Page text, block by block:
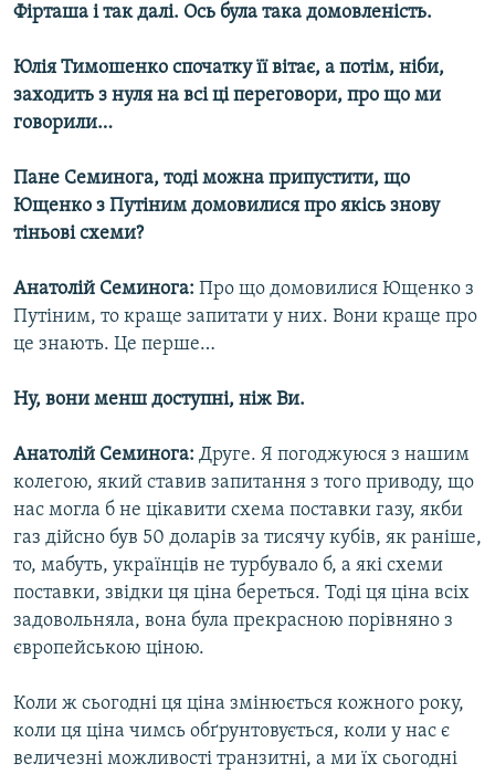
Фірташа і так далі. Ось була така домовленість.
Юлія Тимошенко спочатку її вітає, а потім, ніби,
заходить з нуля на всі ці переговори, про що ми
говорили…
Пане Семинога, тоді можна припустити, що
Ющенко з Путіним домовилися про якісь знову
тіньові схеми?
Анатолій Семинога: Про що домовилися Ющенко з
Путіним, то краще запитати у них. Вони краще про
це знають. Це перше…
Ну, вони менш доступні, ніж Ви.
Анатолій Семинога: Друге. Я погоджуюся з нашим
колегою, який ставив запитання з того приводу, що
нас могла б не цікавити схема поставки газу, якби
газ дійсно був 50 доларів за тисячу кубів, як раніше,
то, мабуть, українців не турбувало б, а які схеми
поставки, звідки ця ціна береться. Тоді ця ціна всіх
задовольняла, вона була прекрасною порівняно з
європейською ціною.
Коли ж сьогодні ця ціна змінюється кожного року,
коли ця ціна чимсь обґрунтовується, коли у нас є
величезні можливості транзитні, а ми їх сьогодні